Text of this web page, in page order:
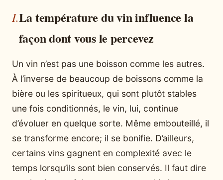
La température du vin influence la
façon dont vous le percevez
Un vin n’est pas une boisson comme les autres.
À l’inverse de beaucoup de boissons comme la
bière ou les spiritueux, qui sont plutôt stables
une fois conditionnés, le vin, lui, continue
d’évoluer en quelque sorte. Même embouteillé, il
se transforme encore; il se bonifie. D’ailleurs,
certains vins gagnent en complexité avec le
temps lorsqu’ils sont bien conservés. Il faut dire